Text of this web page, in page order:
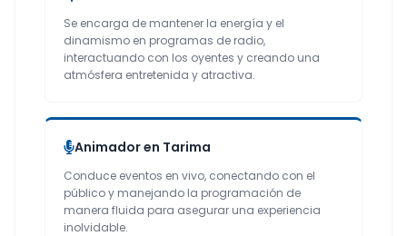
Se encarga de mantener la energía y el
dinamismo en programas de radio,
interactuando con los oyentes y creando una
atmósfera entretenida y atractiva.
Animador en Tarima
Conduce eventos en vivo, conectando con el
público y manejando la programación de
manera fluida para asegurar una experiencia
inolvidable.